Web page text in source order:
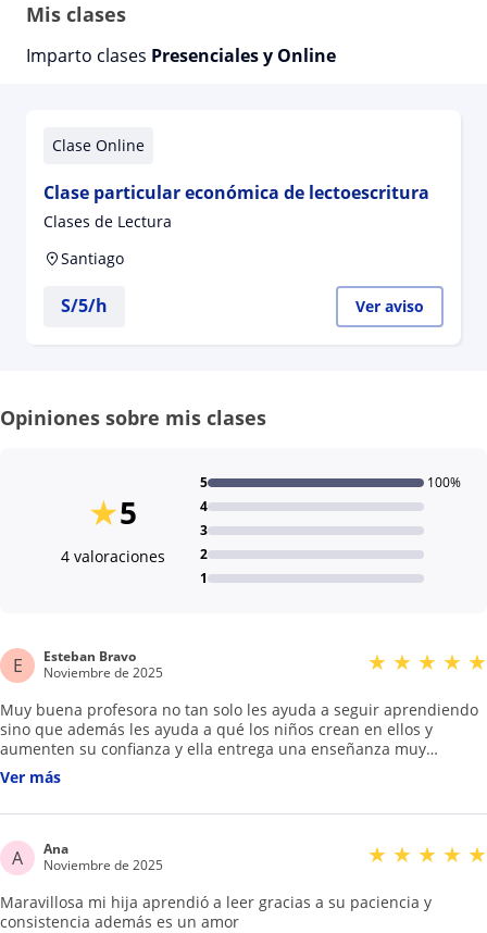
Mis clases
Imparto clases Presenciales y Online
Clase Online
Clase particular económica de lectoescritura
Clases de Lectura
Santiago
S/5/h Ver aviso
Opiniones sobre mis clases
5
★
4 valoraciones
1
2
3
4
5 100%
E
Esteban Bravo
Noviembre de 2025
★ ★ ★ ★ ★
Muy buena profesora no tan solo les ayuda a seguir aprendiendo
sino que además les ayuda a qué los niños crean en ellos y
aumenten su confianza y ella entrega una enseñanza muy
cariñosa y como si fueran sus propios hijos. No sé arrepentirán al
dejar a sus hijos bajo su tutela 1000% recomendable la profesora
Ver más
A
Ana
Noviembre de 2025
★ ★ ★ ★ ★
Maravillosa mi hija aprendió a leer gracias a su paciencia y
consistencia además es un amor